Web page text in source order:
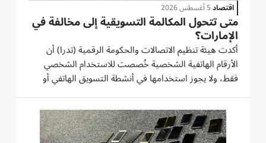
اقتصاد5 أغسطس 2026
متى تتحول المكالمة التسويقية إلى مخالفة في
الإمارات؟
أكدت هيئة تنظيم الاتصالات والحكومة الرقمية (تدرا) أن
الأرقام الهاتفية الشخصية خُصصت للاستخدام الشخصي
فقط، ولا يجوز استخدامها في أنشطة التسويق الهاتفي أو
الترويج للأنشطة التجارية. وأضافت أنه قد يؤدي استخدام
الرقم الشخصي لهذه الأغراض إلى اتخاذ الإجراءات النظامية
وفرض...